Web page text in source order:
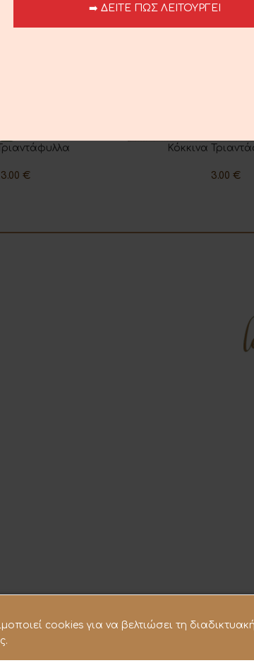
3.00 €
ΠΡΟΣΘΉΚΗ ΣΤΟ ΚΑΛΆΘΙ
Κόκκινα
3.00 €
cookies για να βελτιώσει τη
➡️ ΔΕΙΤΕ ΠΩΣ ΛΕΙΤΟΥΡΓΕΙ